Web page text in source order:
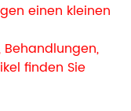
einen kleinen
finden Sie